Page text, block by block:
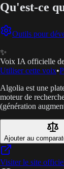
Qu'est-ce
Outils pour
✨
Voix IA officielle
Utiliser cette voix•
Algolia est une
moteur de
(génération
Ajouter au
Visiter le site